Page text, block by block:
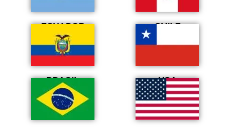
ECUADOR CHILE
BRASIL USA